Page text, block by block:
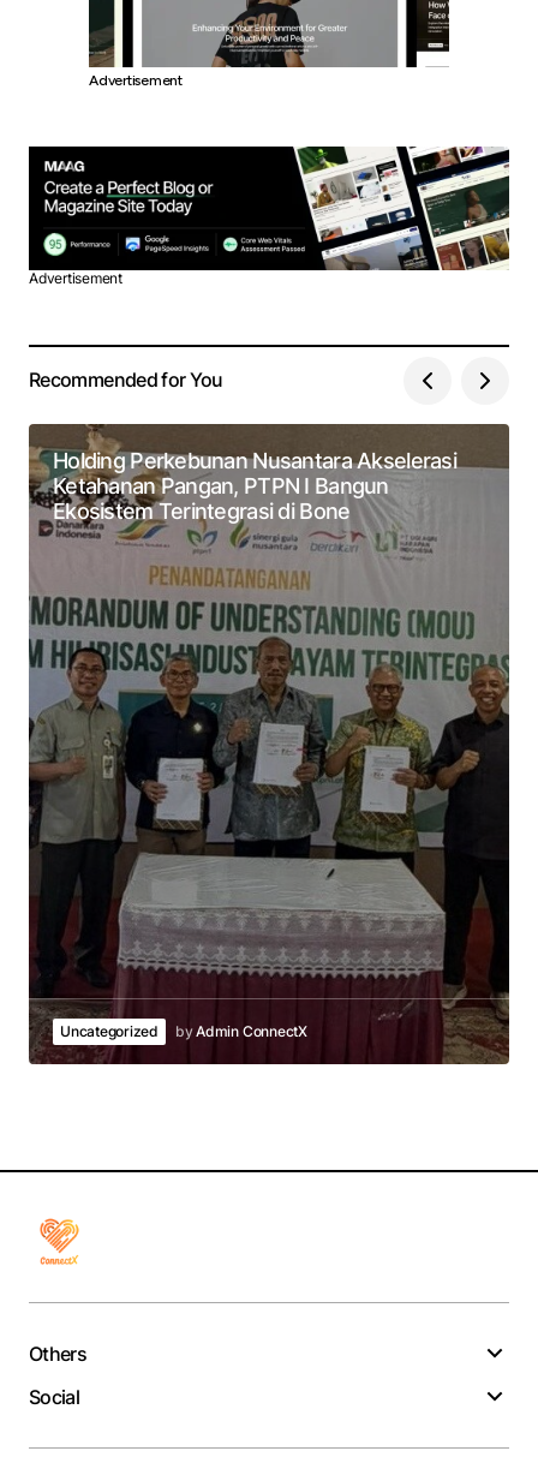
Advertisement
Advertisement
Recommended for You
Holding Perkebunan Nusantara Akselerasi
Ketahanan Pangan, PTPN I Bangun
Ekosistem Terintegrasi di Bone
Uncategorized byAdmin ConnectX
Others
Social